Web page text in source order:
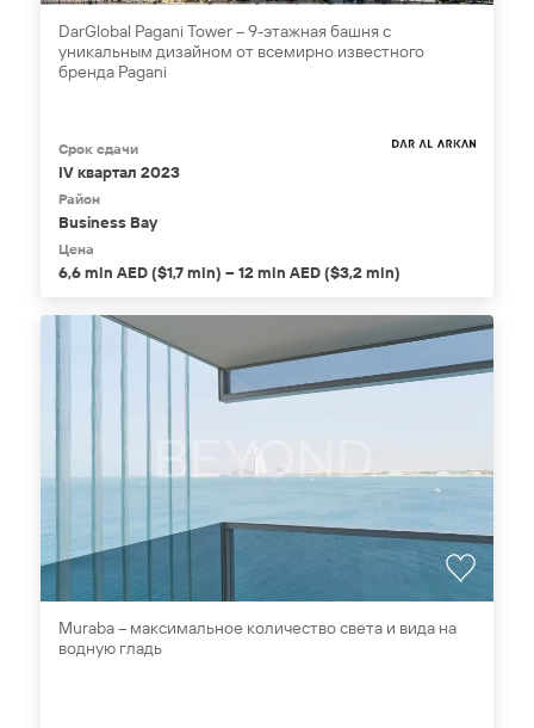
DarGlobal Pagani Tower – 9-этажная башня с
уникальным дизайном от всемирно известного
бренда Pagani
Срок сдачи
IV квартал 2023
Район
Business Bay
Цена
6,6 mln AED ($1,7 mln) – 12 mln AED ($3,2 mln)
Muraba – максимальное количество света и вида на
водную гладь